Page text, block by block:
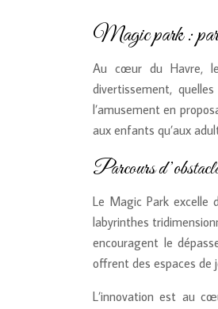
Magic park :
Au cœur du Havre,
divertissement,
l’amusement en
aux enfants qu’aux
Parcours
Le Magic Park excelle
labyrinthes
encouragent le
offrent des espaces de
L’innovation est au